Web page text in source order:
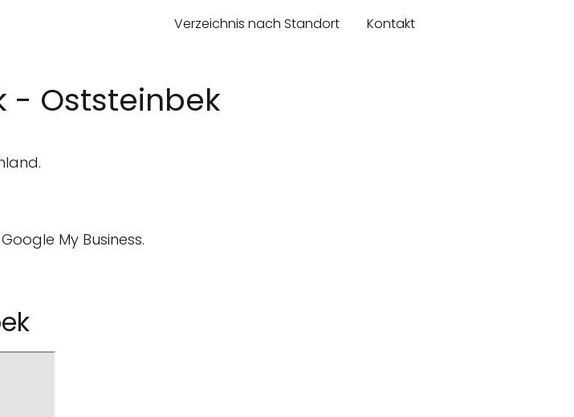
Verzeichnis nach Standort Kontakt
- Oststeinbek
My Business.